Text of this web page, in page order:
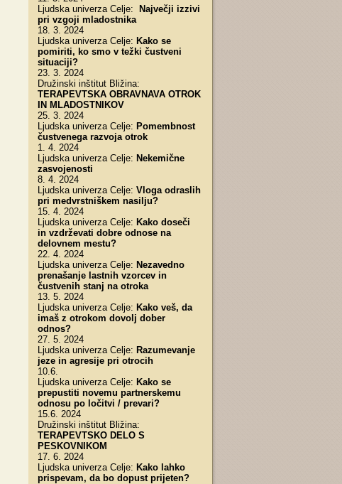
Ljudska univerza Celje:
Največji izzivi
pri vzgoji mladostnika
18. 3. 2024
Ljudska univerza Celje: Kako se
pomiriti, ko smo v težki čustveni
situaciji?
23. 3. 2024
Družinski inštitut Bližina:
TERAPEVTSKA OBRAVNAVA OTROK
IN MLADOSTNIKOV
25. 3. 2024
Ljudska univerza Celje: Pomembnost
čustvenega razvoja otrok
1. 4. 2024
Ljudska univerza Celje: Nekemične
zasvojenosti
8. 4. 2024
Ljudska univerza Celje: Vloga odraslih
pri medvrstniškem nasilju?
15. 4. 2024
Ljudska univerza Celje: Kako doseči
in vzdrževati dobre odnose na
delovnem mestu?
22. 4. 2024
Ljudska univerza Celje: Nezavedno
prenašanje lastnih vzorcev in
čustvenih stanj na otroka
13. 5. 2024
Ljudska univerza Celje: Kako veš, da
imaš z otrokom dovolj dober
odnos?
27. 5. 2024
Ljudska univerza Celje: Razumevanje
jeze in agresije pri otrocih
10.6.
Ljudska univerza Celje: Kako se
prepustiti novemu partnerskemu
odnosu po ločitvi / prevari?
15.6. 2024
Družinski inštitut Bližina:
TERAPEVTSKO DELO S
PESKOVNIKOM
17. 6. 2024
Ljudska univerza Celje: Kako lahko
prispevam, da bo dopust prijeten?